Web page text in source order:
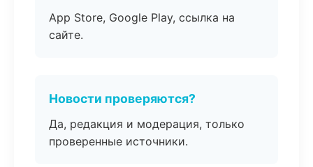
App Store, Google Play, ссылка на
сайте.
Новости проверяются?
Да, редакция и модерация, только
проверенные источники.